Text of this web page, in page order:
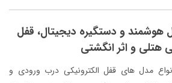
هوشمند و دستگیره دیجیتال، قفل
هتلی و اثر انگشتی
مدل های قفل الکترونیکی درب ورودی و